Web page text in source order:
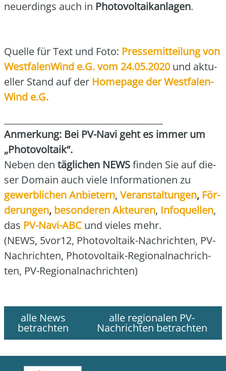
neu­er­dings auch in Pho­to­vol­ta­ik­an­la­gen.
Quel­le für Text und Foto: Pres­se­mit­tei­lung von
West­fa­len­Wind e.G. vom 24.05.2020und aktu­
el­ler Stand auf der Home­page der West­fa­len­
Wind e.G.
Anmer­kung: Bei PV-Navi geht es immer um
„Pho­to­vol­ta­ik“.
Neben den täg­li­chen NEWSfin­den Sie auf die­
ser Domain auch vie­le Infor­ma­tio­nen zu
gewerb­li­chen Anbie­tern, Ver­an­stal­tun­gen, För­
de­run­gen, beson­de­ren Akteu­ren, Info­quel­len,
das PV-Navi-ABC und vie­les mehr.
(NEWS, 5vor12, Pho­to­vol­ta­ik-Nach­rich­ten, PV-
Nach­rich­ten, Pho­to­vol­ta­ik-Regio­nal­nach­rich­
ten, PV-Regio­nal­nach­rich­ten)
alle News
betrachten
alle regionalen PV-
Nachrichten betrachten